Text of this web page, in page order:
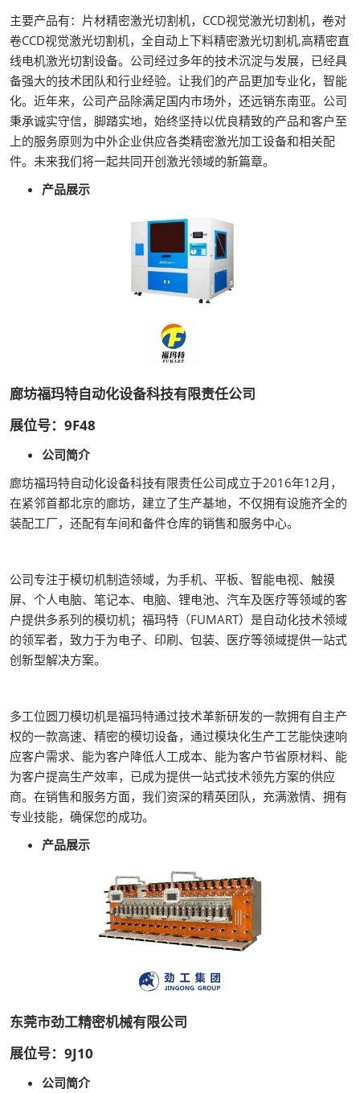
主要产品有：片材精密激光切割机，CCD视觉激光切割机，卷对
卷CCD视觉激光切割机，全自动上下料精密激光切割机,高精密直
线电机激光切割设备。公司经过多年的技术沉淀与发展，已经具
备强大的技术团队和行业经验。让我们的产品更加专业化，智能
化。近年来，公司产品除满足国内市场外，还远销东南亚。公司
秉承诚实守信，脚踏实地，始终坚持以优良精致的产品和客户至
上的服务原则为中外企业供应各类精密激光加工设备和相关配
件。未来我们将一起共同开创激光领域的新篇章。
产品展示
廊坊福玛特自动化设备科技有限责任公司
展位号：9F48
公司简介
廊坊福玛特自动化设备科技有限责任公司成立于2016年12月，
在紧邻首都北京的廊坊，建立了生产基地，不仅拥有设施齐全的
装配工厂，还配有车间和备件仓库的销售和服务中心。
公司专注于模切机制造领域，为手机、平板、智能电视、触摸
屏、个人电脑、笔记本、电脑、锂电池、汽车及医疗等领域的客
户提供多系列的模切机；福玛特（FUMART）是自动化技术领域
的领军者，致力于为电子、印刷、包装、医疗等领域提供一站式
创新型解决方案。
多工位圆刀模切机是福玛特通过技术革新研发的一款拥有自主产
权的一款高速、精密的模切设备，通过模块化生产工艺能快速响
应客户需求、能为客户降低人工成本、能为客户节省原材料、能
为客户提高生产效率，已成为提供一站式技术领先方案的供应
商。在销售和服务方面，我们资深的精英团队，充满激情、拥有
专业技能，确保您的成功。
产品展示
东莞市劲工精密机械有限公司
展位号：9J10
公司简介